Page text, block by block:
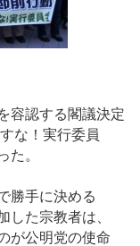
容認する閣議決定
な！実行委員
た。
勝手に決める
した宗教者は、
が公明党の使命